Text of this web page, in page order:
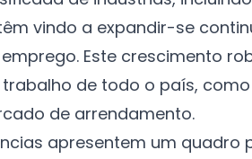
vindo a expandir-se
Este crescimento
de todo o país,
de arrendamento.
apresentem um quadro